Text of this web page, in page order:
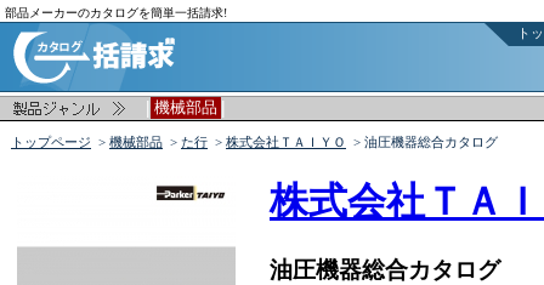
部品メーカーのカタログを簡単一括請求!
ト
| 機械部品 |
トップページ > 機械部品 > た行 > 株式会社ＴＡＩＹＯ > 油圧機器総合カタログ
株式会社ＴＡ
油圧機器総合カタログ